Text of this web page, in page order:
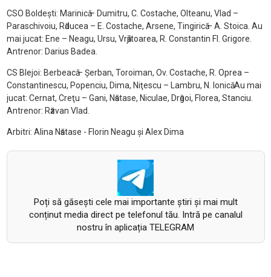
CSO Boldeşti: Marinicӑ – Dumitru, C. Costache, Olteanu, Vlad –
Paraschivoiu, Rӑducea – E. Costache, Arsene, Tingiricӑ – A. Stoica. Au
mai jucat: Ene – Neagu, Ursu, Vrӑjitoarea, R. Constantin Fl. Grigore.
Antrenor: Darius Badea.
CS Blejoi: Berbeacӑ – Şerban, Toroiman, Ov. Costache, R. Oprea –
Constantinescu, Popenciu, Dima, Niţescu – Lambru, N. Ionicӑ. Au mai
jucat: Cernat, Creţu – Gani, Nӑstase, Niculae, Drӑgoi, Florea, Stanciu.
Antrenor: Rӑzvan Vlad.
Arbitri: Alina Nӑstase - Florin Neagu şi Alex Dima
Poți să găsești cele mai importante știri și mai mult
conținut media direct pe telefonul tău. Intră pe canalul
nostru în aplicația TELEGRAM